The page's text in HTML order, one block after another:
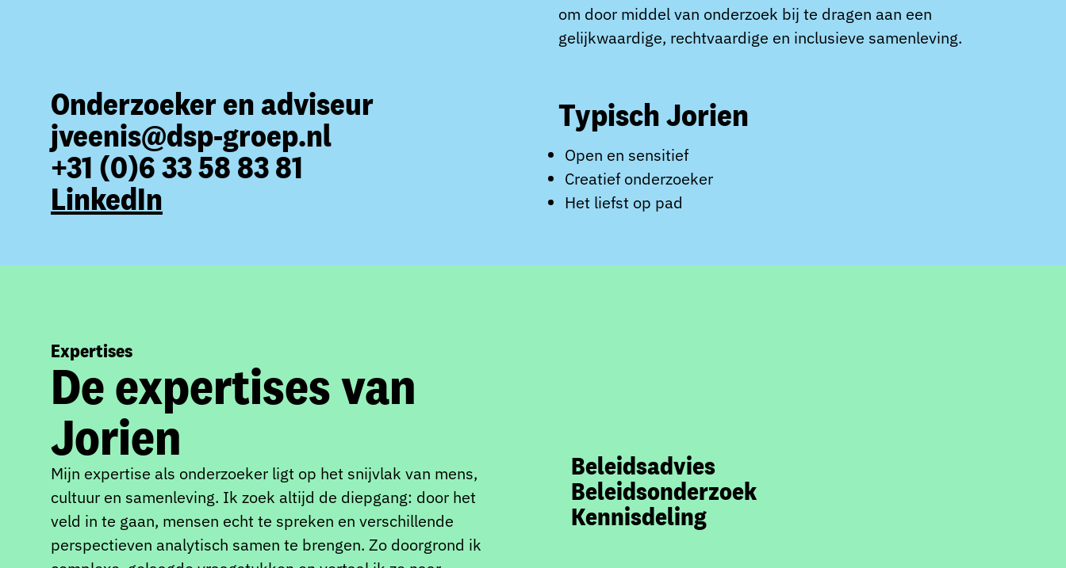
Onderzoeker en adviseur
jveenis@dsp-groep.nl
+31 (0)6 33 58 83 81
LinkedIn
om door middel van onderzoek bij te dragen aan een
gelijkwaardige, rechtvaardige en inclusieve samenleving.
Typisch Jorien
Open en sensitief
Creatief onderzoeker
Het liefst op pad
Expertises
De expertises van
Jorien
Mijn expertise als onderzoeker ligt op het snijvlak van mens,
cultuur en samenleving. Ik zoek altijd de diepgang: door het
veld in te gaan, mensen echt te spreken en verschillende
perspectieven analytisch samen te brengen. Zo doorgrond ik
Beleidsadvies
Beleidsonderzoek
Kennisdeling